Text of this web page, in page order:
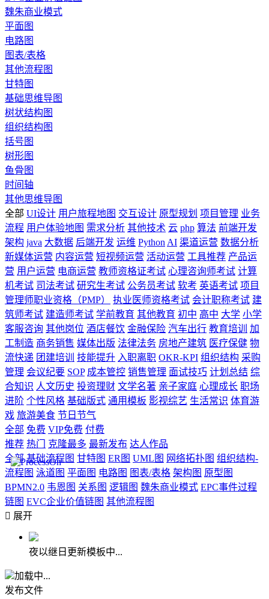
魏朱商业模式
平面图
电路图
图表/表格
其他流程图
甘特图
基础思维导图
树状结构图
组织结构图
括号图
树形图
鱼骨图
时间轴
其他思维导图
全部 UI设计 用户旅程地图 交互设计 原型规划 项目管理 业务
流程 用户体验地图 需求分析 其他技术 云 php 算法 前端开发
架构 java 大数据 后端开发 运维 Python AI 渠道运营 数据分析
新媒体运营 内容运营 短视频运营 活动运营 工具推荐 产品运
营 用户运营 电商运营 教师资格证考试 心理咨询师考试 计算
机考试 司法考试 研究生考试 公务员考试 软考 英语考试 项目
管理师职业资格（PMP）
执业医师资格考试 会计职称考试 建
筑师考试 建造师考试 学前教育 其他教育 初中 高中 大学 小学
客服咨询 其他岗位 酒店餐饮 金融保险 汽车出行 教育培训
加
工制造 商务销售 媒体出版 法律法务 房地产建筑 医疗保健 物
流快递 团建培训 技能提升 入职离职 OKR-KPI 组织结构 采购
管理 会议纪要 SOP 成本管控 销售管理 面试技巧 计划总结 综
合知识 人文历史 投资理财 文学名著 亲子家庭 心理成长 职场
进阶 个性风格 基础版式 通用模板 影视综艺 生活常识 体育游
戏 旅游美食 节日节气
全部 免费 VIP免费 付费
推荐 热门 克隆最多 最新发布 达人作品
全部 基础流程图 甘特图 ER图 UML图 网络拓扑图 组织结构-
流程图 泳道图 平面图 电路图 图表/表格 架构图 原型图
BPMN2.0 韦恩图 关系图 逻辑图 魏朱商业模式 EPC事件过程
链图 EVC企业价值链图 其他流程图
 展开
夜以继日更新模板中...
加载中...
发布文件